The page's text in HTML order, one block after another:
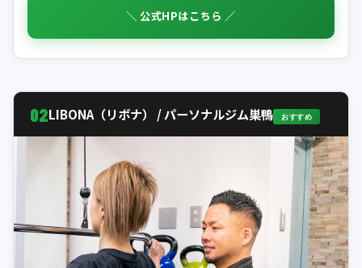
＼ 公式HPはこちら ／
02LIBONA（リボナ） / パーソナルジム巣鴨 おすすめ